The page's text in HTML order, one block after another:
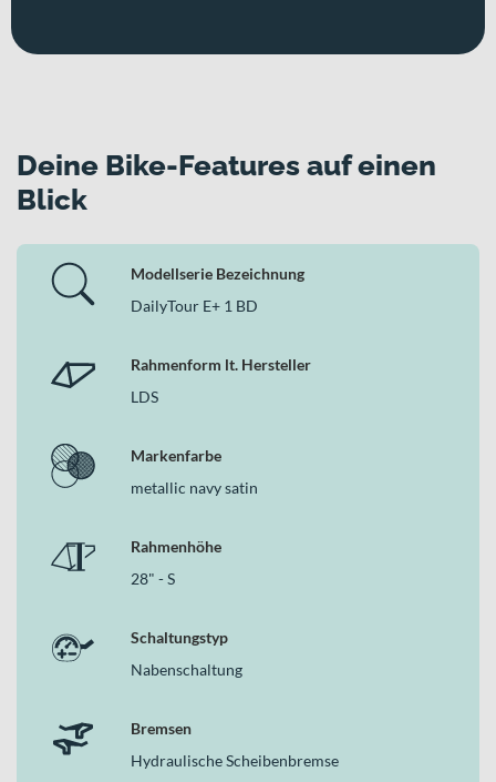
Deine Bike-Features auf einen
Blick
Modellserie Bezeichnung
DailyTour E+ 1 BD
Rahmenform lt. Hersteller
LDS
Markenfarbe
metallic navy satin
Rahmenhöhe
28" - S
Schaltungstyp
Nabenschaltung
Bremsen
Hydraulische Scheibenbremse